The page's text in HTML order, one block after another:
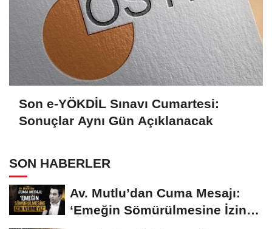
Son e-YÖKDİL Sınavı Cumartesi:
Sonuçlar Aynı Gün Açıklanacak
SON HABERLER
Av. Mutlu’dan Cuma Mesajı:
‘Emeğin Sömürülmesine İzin